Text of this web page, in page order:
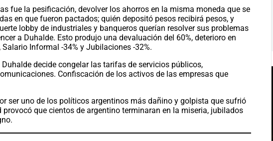
fue la pesificación, devolver los ahorros en la misma moneda que se
en que fueron pactados; quién depositó pesos recibirá pesos, y
lobby de industriales y banqueros querían resolver sus problemas
a Duhalde. Esto produjo una devaluación del 60%, deterioro en
Informal -34% y Jubilaciones -32%.
decide congelar las tarifas de servicios públicos,
Confiscación de los activos de las empresas que
ser uno de los políticos argentinos más dañino y golpista que sufrió
que cientos de argentino terminaran en la miseria, jubilados